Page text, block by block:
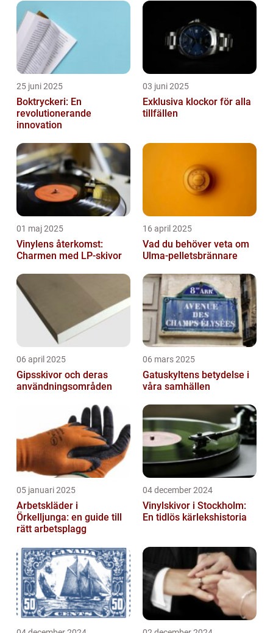
25 juni 2025
Boktryckeri: En
revolutionerande
innovation
03 juni 2025
Exklusiva klockor för alla
tillfällen
01 maj 2025
Vinylens återkomst:
Charmen med LP-skivor
16 april 2025
Vad du behöver veta om
Ulma-pelletsbrännare
06 april 2025
Gipsskivor och deras
användningsområden
06 mars 2025
Gatuskyltens betydelse i
våra samhällen
05 januari 2025
Arbetskläder i
Örkelljunga: en guide till
rätt arbetsplagg
04 december 2024
Vinylskivor i Stockholm:
En tidlös kärlekshistoria